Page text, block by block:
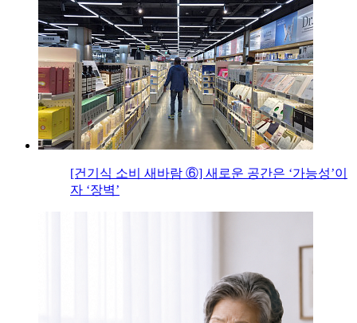
[건기식 소비 새바람 ⑥] 새로운 공간은 ‘가능성’이
자 ‘장벽’